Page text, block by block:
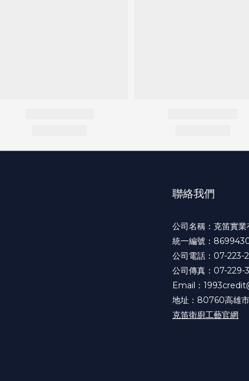
聯絡我們
公司名稱：克笛實業
統一編號：
公司電話：07-223-
公司傳真：07-229-
Email：
地址：80760高雄
克笛衛廚工藝官網